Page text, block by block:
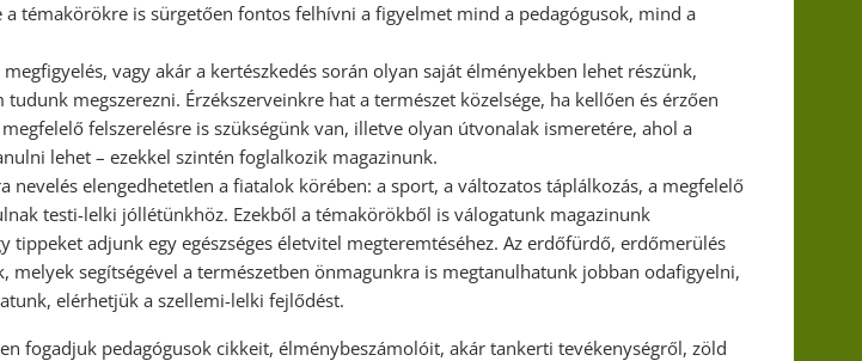
a témakörökre is sürgetően fontos felhívni a figyelmet mind a pedagógusok, mind a
vagy akár a kertészkedés során olyan saját élményekben lehet részünk,
megszerezni. Érzékszerveinkre hat a természet közelsége, ha kellően és érzően
felszerelésre is szükségünk van, illetve olyan útvonalak ismeretére, ahol a
lehet – ezekkel szintén foglalkozik magazinunk.
nevelés elengedhetetlen a fiatalok körében: a sport, a változatos táplálkozás, a megfelelő
testi-lelki jóllétünkhöz. Ezekből a témakörökből is válogatunk magazinunk
tippeket adjunk egy egészséges életvitel megteremtéséhez. Az erdőfürdő, erdőmerülés
melyek segítségével a természetben önmagunkra is megtanulhatunk jobban odafigyelni,
elérhetjük a szellemi-lelki fejlődést.
fogadjuk pedagógusok cikkeit, élménybeszámolóit, akár tankerti tevékenységről, zöld